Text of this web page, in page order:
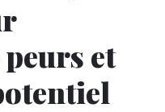
peurs et